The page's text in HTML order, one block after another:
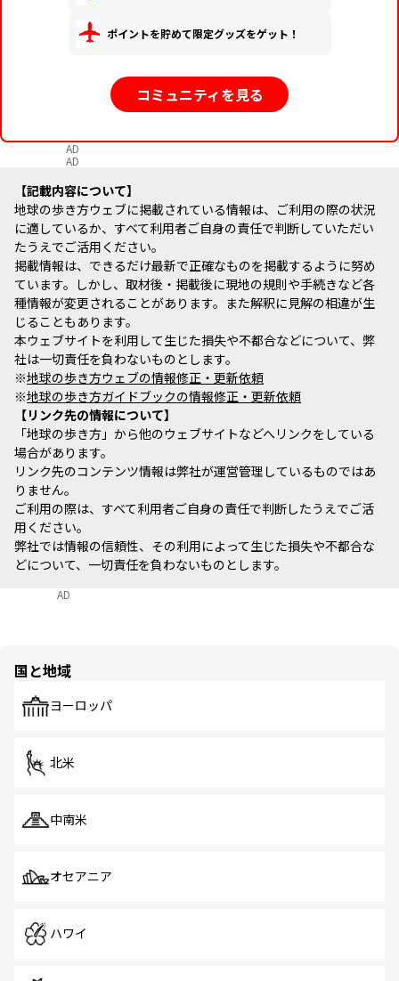
ポイントを貯めて限定グッズをゲット！
コミュニティを見る
AD
AD
記載内容について
地球の歩き方ウェブに掲載されている情報は、ご利用の際の状況
に適しているか、すべて利用者ご自身の責任で判断していただい
たうえでご活用ください。
掲載情報は、できるだけ最新で正確なものを掲載するように努め
ています。しかし、取材後・掲載後に現地の規則や手続きなど各
種情報が変更されることがあります。また解釈に見解の相違が生
じることもあります。
本ウェブサイトを利用して生じた損失や不都合などについて、弊
社は一切責任を負わないものとします。
※地球の歩き方ウェブの情報修正・更新依頼
※地球の歩き方ガイドブックの情報修正・更新依頼
リンク先の情報について
「地球の歩き方」から他のウェブサイトなどへリンクをしている
場合があります。
リンク先のコンテンツ情報は弊社が運営管理しているものではあ
りません。
ご利用の際は、すべて利用者ご自身の責任で判断したうえでご活
用ください。
弊社では情報の信頼性、その利用によって生じた損失や不都合な
どについて、一切責任を負わないものとします。
AD
国と地域
ヨーロッパ
北米
中南米
オセアニア
ハワイ